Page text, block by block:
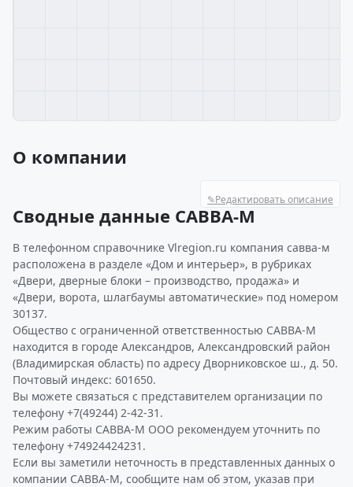
О компании
✎Редактировать описание
Сводные данные САВВА-М
В телефонном справочнике Vlregion.ru компания савва-м
расположена в разделе «Дом и интерьер», в рубриках
«Двери, дверные блоки – производство, продажа» и
«Двери, ворота, шлагбаумы автоматические» под номером
30137.
Общество с ограниченной ответственностью САВВА-М
находится в городе Александров, Александровский район
(Владимирская область) по адресу Дворниковское ш., д. 50.
Почтовый индекс: 601650.
Вы можете связаться с представителем организации по
телефону +7(49244) 2-42-31.
Режим работы САВВА-М ООО рекомендуем уточнить по
телефону +74924424231.
Если вы заметили неточность в представленных данных о
компании САВВА-М, сообщите нам об этом, указав при